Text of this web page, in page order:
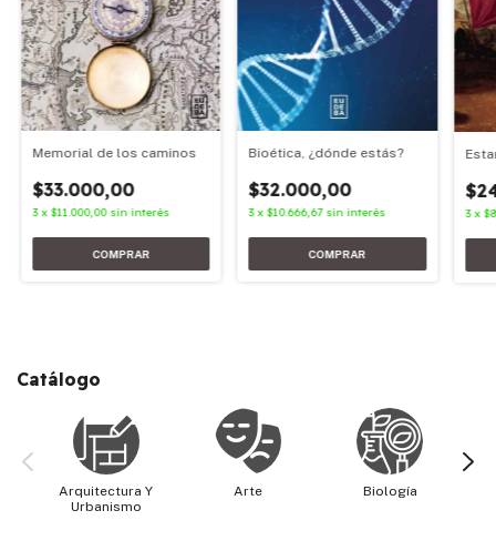
Memorial de los caminos
$33.000,00
3 x $11.000,00 sin interés
Bioética, ¿dónde estás?
$32.000,00
3 x$10.666,67 sin interés 3 x
Catálogo
Arquitectura Y
Urbanismo
Arte Biología